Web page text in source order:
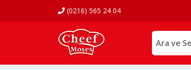
(0216) 565 24 04